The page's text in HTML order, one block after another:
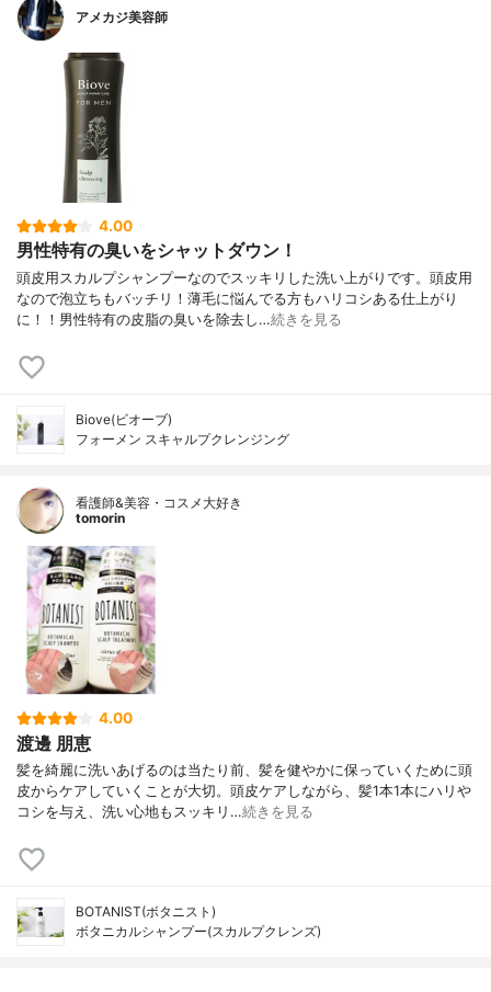
アメカジ美容師
4.00
男性特有の臭いをシャットダウン！
頭皮用スカルプシャンプーなのでスッキリした洗い上がりです。頭皮用
なので泡立ちもバッチリ！薄毛に悩んでる方もハリコシある仕上がり
に！！男性特有の皮脂の臭いを除去し…続きを見る
Biove(ビオーブ)
フォーメン スキャルプクレンジング
看護師&美容・コスメ大好き
tomorin
4.00
渡邊 朋恵
髪を綺麗に洗いあげるのは当たり前、髪を健やかに保っていくために頭
皮からケアしていくことが大切。頭皮ケアしながら、髪1本1本にハリや
コシを与え、洗い心地もスッキリ…続きを見る
BOTANIST(ボタニスト)
ボタニカルシャンプー(スカルプクレンズ)